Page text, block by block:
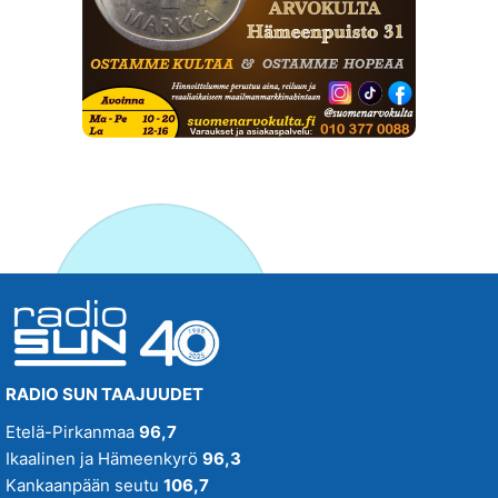
RADIO SUN TAAJUUDET
Etelä-Pirkanmaa 96,7
Ikaalinen ja Hämeenkyrö 96,3
Kankaanpään seutu 106,7